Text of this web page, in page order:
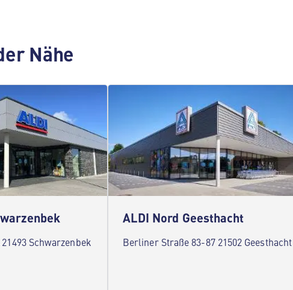
Nähe
Schwarzenbek
ALDI Nord Geesthacht
Berliner Straße 83-87 21502 Geesthacht